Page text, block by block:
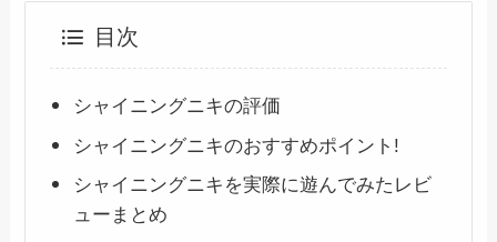
目次
シャイニングニキの評価
シャイニングニキのおすすめポイント!
シャイニングニキを実際に遊んでみたレビ
ューまとめ